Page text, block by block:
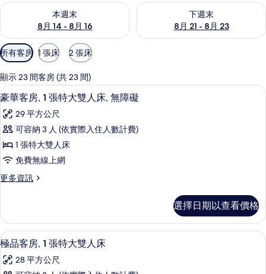
本週末
8月 14 - 8月 16
查看本週末 (8月 14 - 8月 16) 的供應情況
下週末
8月 21 - 8月 23
查看下週末 (8月 21 - 8月 23)
可
用
的
客
房
篩
選
條
所有客房 1 張床 2 張床
顯示 23 間客房 (共 23 間)
顯
示
豪
華
客
房,
1
特
大
雙
人
高級寢具、羽絨被、客房內保險箱、書
8
豪華客房, 1 張特大雙人床, 無障礙
29 平方公尺
可容納 3 人 (依實際入住人數計費)
1 張特大雙人床
免費無線上網
更多資訊
更
客
房,
1
特
選擇日期以查看價格
顯
示
極
20
極品客房, 1 張特大雙人床
28 平方公尺